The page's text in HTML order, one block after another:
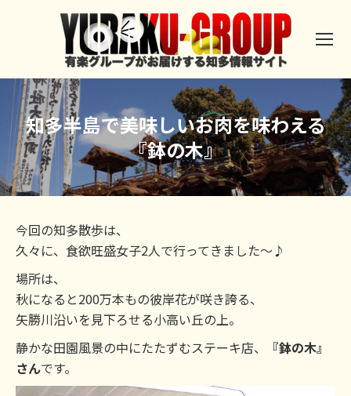
知多半島で美味しいお肉を味わえる
『鉢の木』
今回の知多散歩は、
久々に、食欲旺盛女子2人で行ってきました～♪
場所は、
秋になると200万本もの彼岸花が咲き誇る、
矢勝川沿いを見下ろせる小高い丘の上。
静かな田園風景の中にたたずむステーキ店、
『鉢の木』
さんです。